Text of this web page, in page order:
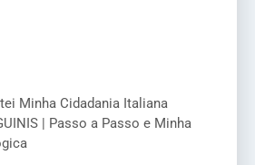
Minha Cidadania Italiana
| Passo a Passo e Minha